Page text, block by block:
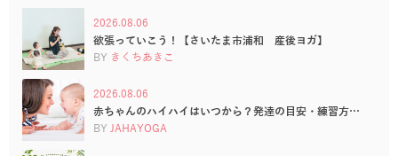
2026.08.06
欲張っていこう！【さいたま市浦和 産後ヨガ】
BY きくちあきこ
2026.08.06
赤ちゃんのハイハイはいつから？発達の目安・練習方…
BY JAHAYOGA